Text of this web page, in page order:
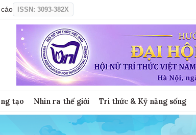
ISSN: 3093-382X
tạo Nhìn ra thế giới Tri thức & Kỹ năng sống